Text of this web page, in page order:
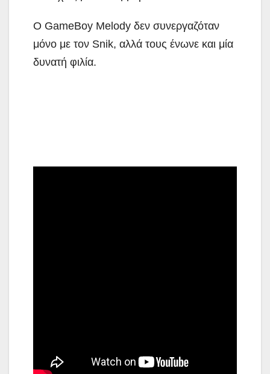
Ο GameBoy Melody δεν συνεργαζόταν
μόνο με τον Snik, αλλά τους ένωνε και μία
δυνατή φιλία.